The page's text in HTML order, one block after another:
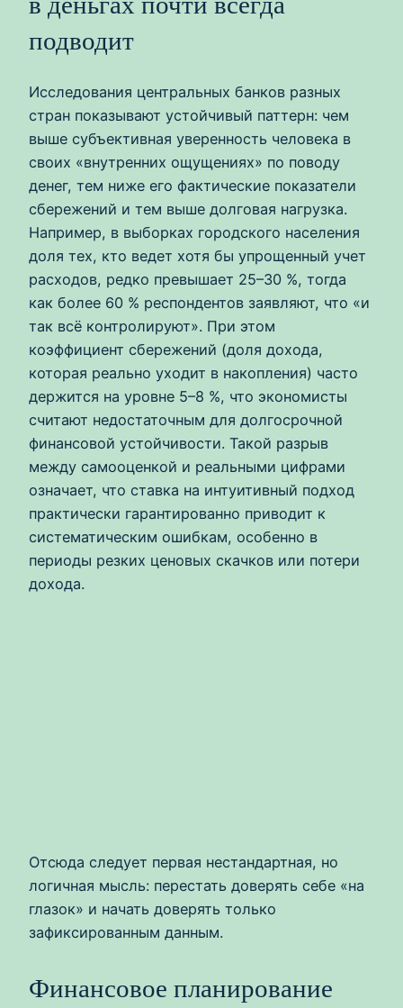
подводит
Исследования центральных банков разных
стран показывают устойчивый паттерн: чем
выше субъективная уверенность человека в
своих «внутренних ощущениях» по поводу
денег, тем ниже его фактические показатели
сбережений и тем выше долговая нагрузка.
Например, в выборках городского населения
доля тех, кто ведет хотя бы упрощенный учет
расходов, редко превышает 25–30 %, тогда
как более 60 % респондентов заявляют, что «и
так всё контролируют». При этом
коэффициент сбережений (доля дохода,
которая реально уходит в накопления) часто
держится на уровне 5–8 %, что экономисты
считают недостаточным для долгосрочной
финансовой устойчивости. Такой разрыв
между самооценкой и реальными цифрами
означает, что ставка на интуитивный подход
практически гарантированно приводит к
систематическим ошибкам, особенно в
периоды резких ценовых скачков или потери
дохода.
Отсюда следует первая нестандартная, но
логичная мысль: перестать доверять себе «на
глазок» и начать доверять только
зафиксированным данным.
Финансовое планирование